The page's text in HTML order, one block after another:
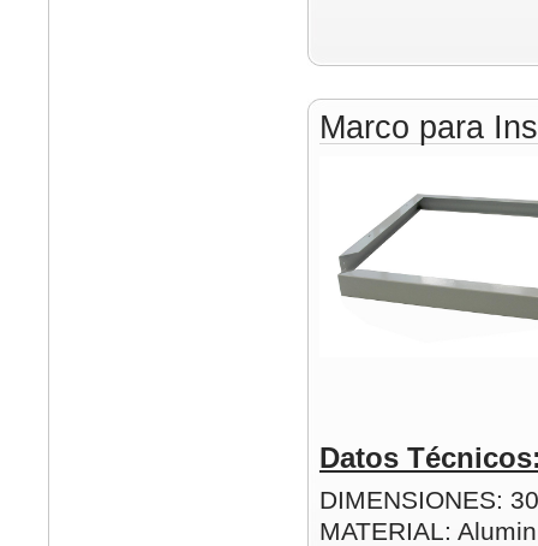
Marco para
Datos
DIMENSIONES:
MATERIAL: